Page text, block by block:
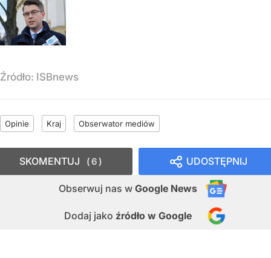
Źródło: ISBnews
Opinie Kraj Obserwator mediów
UDOSTĘPNIJ
Obserwuj nas w Google News
Dodaj jako źródło w Google
SKOMENTUJ 6